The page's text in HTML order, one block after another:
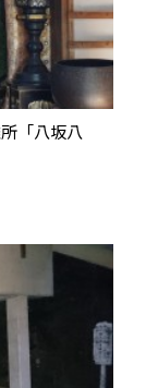
「八坂八